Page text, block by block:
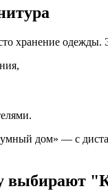
хранение одежды.
дом» — с
выбирают